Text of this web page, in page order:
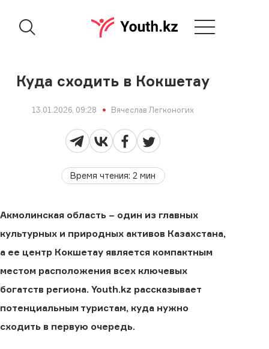
Куда сходить в Кокшетау
13.01.2026, 09:28 Вячеслав Легконогих
Время чтения:2 мин
Акмолинская область – один из главных
культурных и природных активов Казахстана,
а ее центр Кокшетау является компактным
местом расположения всех ключевых
богатств региона. Youth.kz рассказывает
потенциальным туристам, куда нужно
сходить в первую очередь.